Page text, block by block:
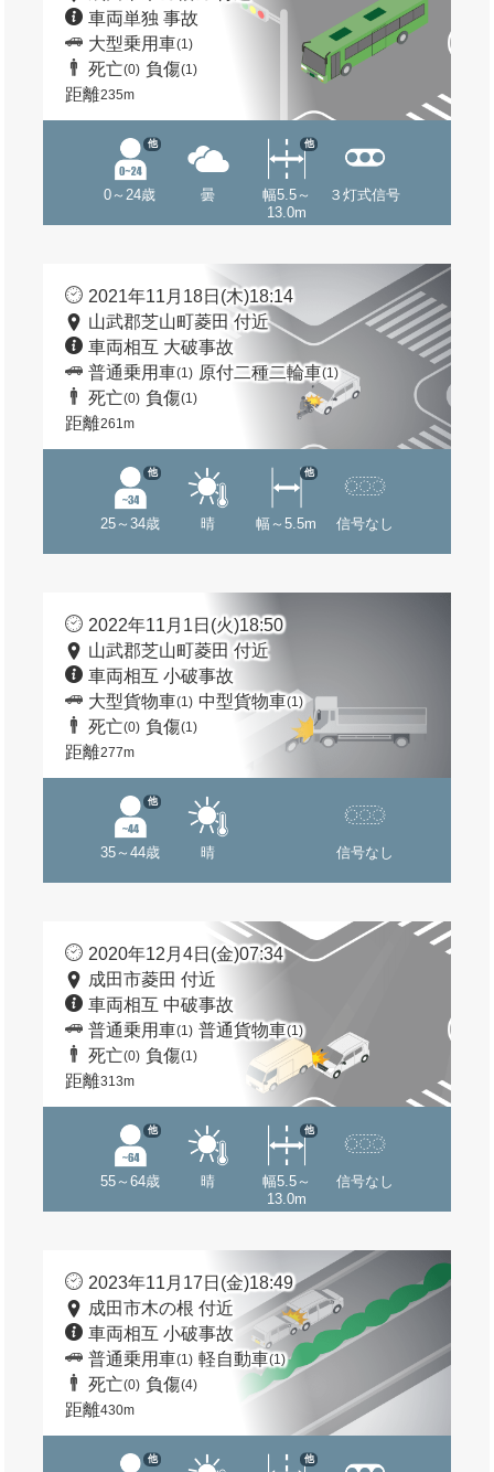
車両単独 事故
大型乗用車(1)
死亡(0) 負傷(1)
距離235m
0～24歳
他
曇
幅5.5～
13.0m
他
３灯式信号
2021年11月18日(木)18:14
山武郡芝山町菱田 付近
車両相互 大破事故
普通乗用車(1) 原付二種二輪車(1)
死亡(0) 負傷(1)
距離261m
25～34歳
他
晴 幅～5.5m
他
信号なし
2022年11月1日(火)18:50
山武郡芝山町菱田 付近
車両相互 小破事故
大型貨物車(1) 中型貨物車(1)
死亡(0) 負傷(1)
距離277m
35～44歳
他
晴 信号なし
2020年12月4日(金)07:34
成田市菱田 付近
車両相互 中破事故
普通乗用車(1) 普通貨物車(1)
死亡(0) 負傷(1)
距離313m
55～64歳
他
晴
幅5.5～
13.0m
他
信号なし
2023年11月17日(金)18:49
成田市木の根 付近
車両相互 小破事故
普通乗用車(1) 軽自動車(1)
死亡(0) 負傷(4)
距離430m
他 他